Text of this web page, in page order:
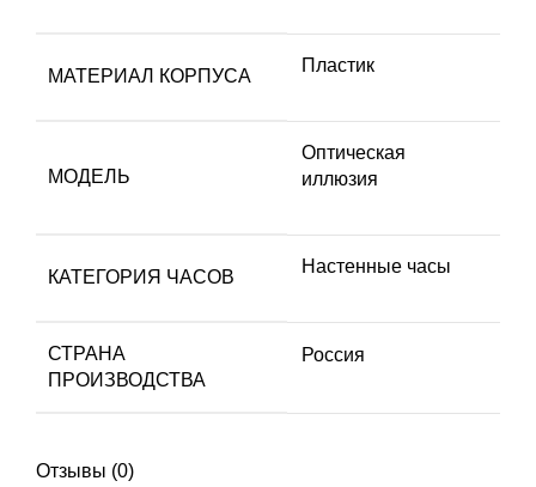
МАТЕРИАЛ КОРПУСА
Пластик
МОДЕЛЬ
Оптическая
иллюзия
КАТЕГОРИЯ ЧАСОВ
Настенные часы
СТРАНА
ПРОИЗВОДСТВА
Россия
Отзывы (0)